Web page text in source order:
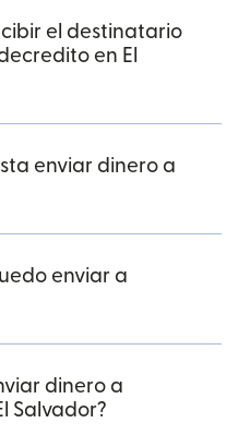
el destinatario
en El
enviar dinero a
enviar a
dinero a
Salvador?